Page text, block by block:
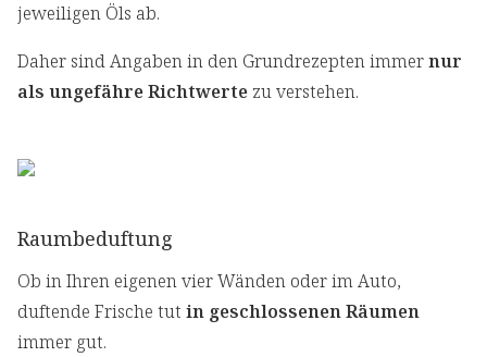
jeweiligen Öls ab.
Daher sind Angaben in den Grundrezepten immernur
als ungefähre Richtwerte zu verstehen.
Raumbeduftung
Ob in Ihren eigenen vier Wänden oder im Auto,
duftende Frische tut in geschlossenen Räumen
immer gut.